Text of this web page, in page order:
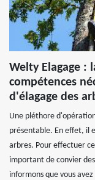
Welty Elagage :
compétences
d'élagage des
Une pléthore
présentable. En effet, il
arbres. Pour effectuer
important de convier
informons que vous